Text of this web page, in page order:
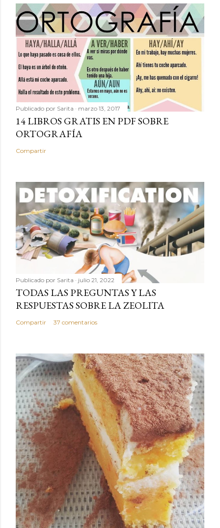
Publicado por Sarita marzo 13, 2017
14 LIBROS GRATIS EN PDF SOBRE
ORTOGRAFÍA
Compartir
Publicado por Sarita julio 21, 2022
TODAS LAS PREGUNTAS Y LAS
RESPUESTAS SOBRE LA ZEOLITA
Compartir 37 comentarios